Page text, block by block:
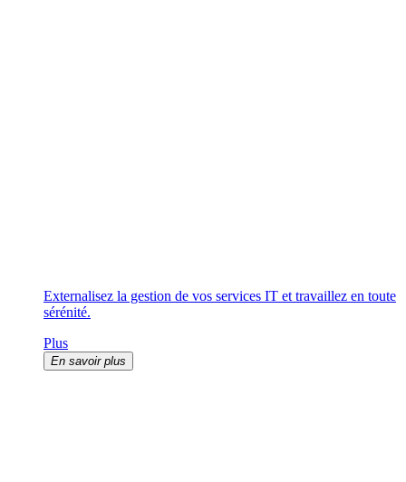
Externalisez la gestion de vos services IT et travaillez en toute
sérénité.
Plus
En savoir plus